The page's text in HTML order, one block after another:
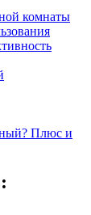
комнаты
Плюс и